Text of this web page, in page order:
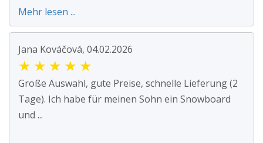
Mehr lesen ...
Jana Kováčová, 04.02.2026
★ ★ ★ ★ ★
Große Auswahl, gute Preise, schnelle Lieferung (2
Tage). Ich habe für meinen Sohn ein Snowboard
und ...